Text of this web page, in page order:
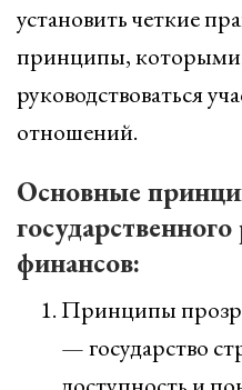
установить четкие
принципы,
руководствоваться
отношений.
Основные
финансов:
Принципы
— государство